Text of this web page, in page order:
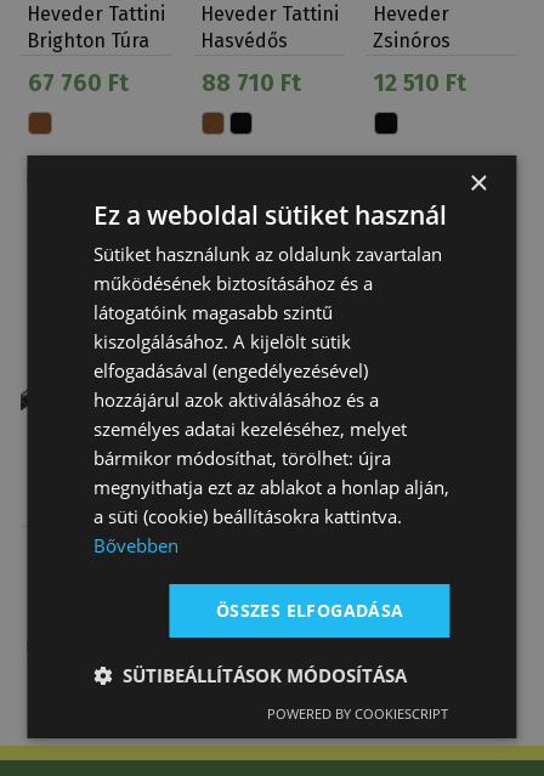
Heveder Tattini
Brighton Túra
67 760 Ft
Heveder Tattini
Hasvédős
Műs…
88 710 Ft
Heveder
Zsinóros
12 510 Ft
Top
Heveder Tattini
Ívelt Bőr
Elasztikus Öko
67 230 Ft
Heveder
Wintec Hosszú
Heveder
Wintec Hosszú
×
Ez a weboldal sütiket használ
Sütiket használunk az oldalunk zavartalan
működésének biztosításához és a
látogatóink magasabb szintű
kiszolgálásához. A kijelölt sütik
elfogadásával (engedélyezésével)
hozzájárul azok aktiválásához és a
személyes adatai kezeléséhez, melyet
bármikor módosíthat, törölhet: újra
megnyithatja ezt az ablakot a honlap alján,
a süti (cookie) beállításokra kattintva.
Bővebben
ÖSSZES ELFOGADÁSA
SÜTIBEÁLLÍTÁSOK MÓDOSÍTÁSA
POWERED BY COOKIESCRIPT